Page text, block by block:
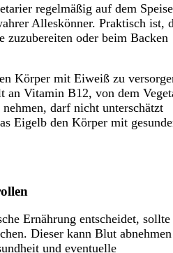
regelmäßig auf dem
Alleskönner. Praktisch ist,
zuzubereiten oder beim Backen
Körper mit Eiweiß zu
an Vitamin B12, von dem
darf nicht unterschätzt
Eigelb den Körper mit
Ernährung entscheidet, sollte
Dieser kann Blut
und eventuelle